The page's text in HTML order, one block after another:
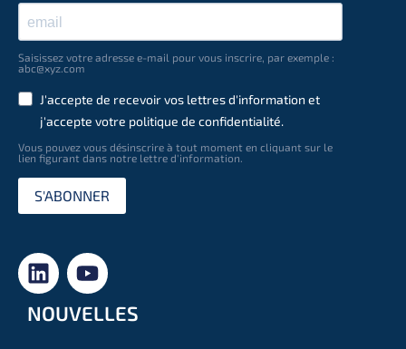
Saisissez votre adresse e-mail pour vous inscrire, par exemple :
abc@xyz.com
J'accepte de recevoir vos lettres d'information et
j'accepte votre politique de confidentialité.
Vous pouvez vous désinscrire à tout moment en cliquant sur le
lien figurant dans notre lettre d'information.
S'ABONNER
NOUVELLES